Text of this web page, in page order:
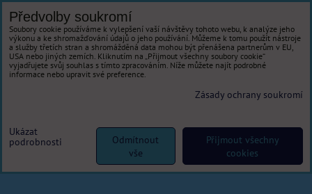
Předvolby soukromí
Soubory cookie používáme k vylepšení vaší návštěvy tohoto webu, k analýze jeho
výkonu a ke shromažďování údajů o jeho používání. Můžeme k tomu použít nástroje
a služby třetích stran a shromážděná data mohou být přenášena partnerům v EU,
USA nebo jiných zemích. Kliknutím na „Přijmout všechny soubory cookie“
vyjadřujete svůj souhlas s tímto zpracováním. Níže můžete najít podrobné
informace nebo upravit své preference.
Zásady ochrany soukromí
Ukázat
podrobnosti
Přijmout všechny
cookies
Odmítnout
vše